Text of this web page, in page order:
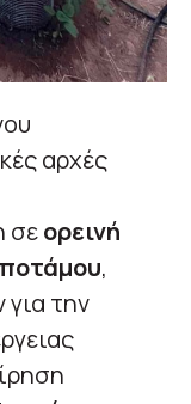
αρχές
σεορεινή
,
την